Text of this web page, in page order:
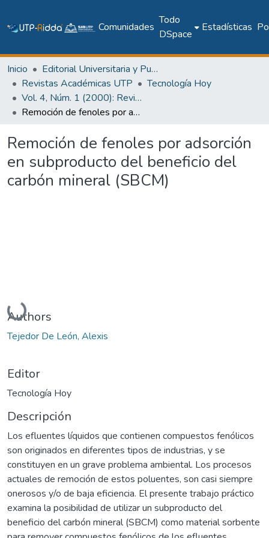
Comunidades
Todo
DSpace
Estadísticas
Inicio
Editorial Universitaria y Publicaciones Seriadas
Revistas Académicas UTP
Tecnología Hoy
Vol. 4, Núm. 1 (2000): Revista Tecnología HOY
Remoción de fenoles por adsorción en subproducto del beneficio del carbón mineral (SBCM)
Remoción de fenoles por adsorción
en subproducto del beneficio del
carbón mineral (SBCM)
Cargando...
Authors
Tejedor De León, Alexis
Editor
Tecnología Hoy
Descripción
Los efluentes líquidos que contienen compuestos fenólicos
son originados en diferentes tipos de industrias, y se
constituyen en un grave problema ambiental. Los procesos
actuales de remoción de estos poluentes, son casi siempre
onerosos y/o de baja eficiencia. El presente trabajo práctico
examina la posibilidad de utilizar un subproducto del
beneficio del carbón mineral (SBCM) como material sorbente